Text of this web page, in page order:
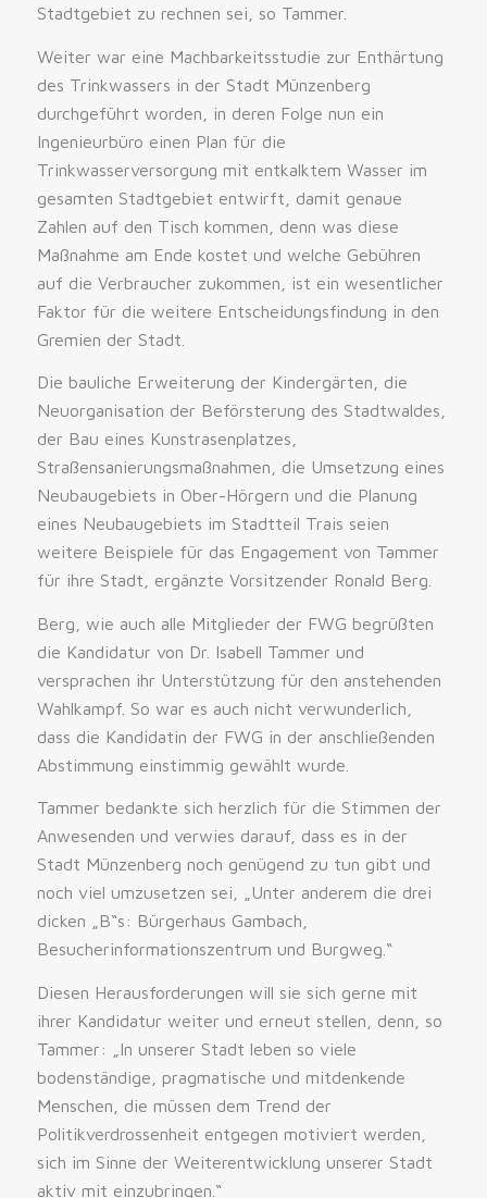
Stadtgebiet zu rechnen sei, so Tammer.
Weiter war eine Machbarkeitsstudie zur Enthärtung
des Trinkwassers in der Stadt Münzenberg
durchgeführt worden, in deren Folge nun ein
Ingenieurbüro einen Plan für die
Trinkwasserversorgung mit entkalktem Wasser im
gesamten Stadtgebiet entwirft, damit genaue
Zahlen auf den Tisch kommen, denn was diese
Maßnahme am Ende kostet und welche Gebühren
auf die Verbraucher zukommen, ist ein wesentlicher
Faktor für die weitere Entscheidungsfindung in den
Gremien der Stadt.
Die bauliche Erweiterung der Kindergärten, die
Neuorganisation der Beförsterung des Stadtwaldes,
der Bau eines Kunstrasenplatzes,
Straßensanierungsmaßnahmen, die Umsetzung eines
Neubaugebiets in Ober-Hörgern und die Planung
eines Neubaugebiets im Stadtteil Trais seien
weitere Beispiele für das Engagement von Tammer
für ihre Stadt, ergänzte Vorsitzender Ronald Berg.
Berg, wie auch alle Mitglieder der FWG begrüßten
die Kandidatur von Dr. Isabell Tammer und
versprachen ihr Unterstützung für den anstehenden
Wahlkampf. So war es auch nicht verwunderlich,
dass die Kandidatin der FWG in der anschließenden
Abstimmung einstimmig gewählt wurde.
Tammer bedankte sich herzlich für die Stimmen der
Anwesenden und verwies darauf, dass es in der
Stadt Münzenberg noch genügend zu tun gibt und
noch viel umzusetzen sei, „Unter anderem die drei
dicken „B“s: Bürgerhaus Gambach,
Besucherinformationszentrum und Burgweg.“
Diesen Herausforderungen will sie sich gerne mit
ihrer Kandidatur weiter und erneut stellen, denn, so
Tammer: „In unserer Stadt leben so viele
bodenständige, pragmatische und mitdenkende
Menschen, die müssen dem Trend der
Politikverdrossenheit entgegen motiviert werden,
sich im Sinne der Weiterentwicklung unserer Stadt
aktiv mit einzubringen.“